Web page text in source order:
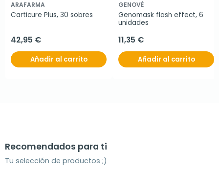
ARAFARMA
Carticure Plus, 30 sobres
42,95 €
Añadir al carrito
GENOVÉ
Genomask flash effect, 6
unidades
11,35 €
Añadir al carrito
Recomendados para ti
Tu selección de productos ;)